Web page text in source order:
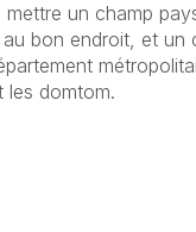
un champ
bon endroit, et un
les domtom.